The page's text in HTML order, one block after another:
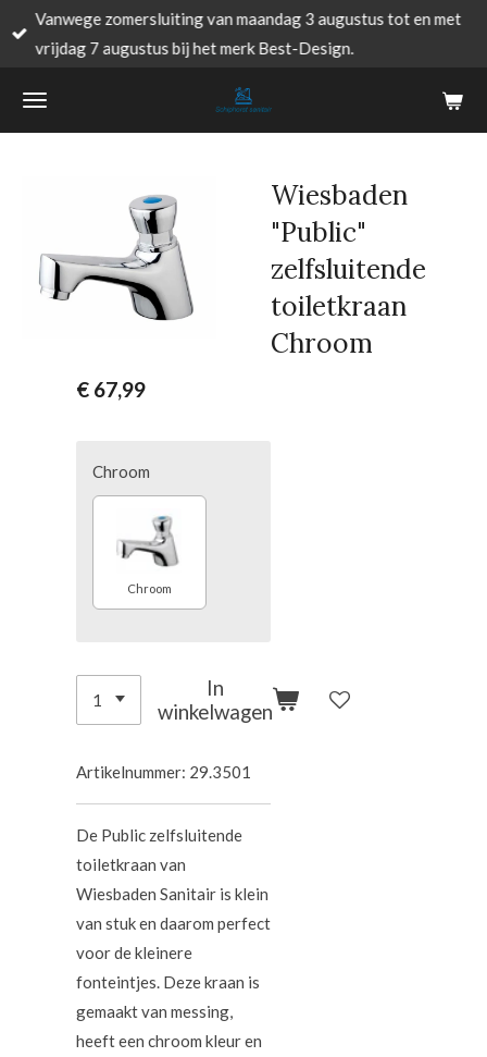
Ga
direct
de
Vanwege zomersluiting van maandag 3 augustus tot en met
vrijdag 7 augustus bij het merk Best-Design.
Wiesbaden
"Public"
zelfsluitende
toiletkraan
Chroom
€ 67,99
Chroom
Chroom
In
winkelwagen
Artikelnummer: 29.3501
De Public zelfsluitende
toiletkraan van
Wiesbaden Sanitair is klein
van stuk en daarom perfect
voor de kleinere
fonteintjes. Deze kraan is
gemaakt van messing,
heeft een chroom kleur en